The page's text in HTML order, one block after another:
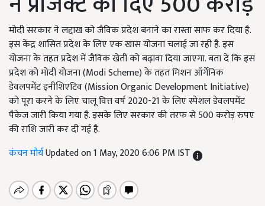
मोदी सरकार ने लद्दाख को जैविक प्रदेश बनाने का रास्ता साफ कर दिया है.
इस केंद्र शासित प्रदेश के लिए एक खास योजना चलाई जा रही है. इस
योजना के तहत प्रदेश में जैविक खेती को बढ़ावा दिया जाएगा. बता दें कि इस
प्रदेश को मोदी योजना (Modi Scheme) के तहत मिशन ऑर्गेनिक
डेवलपमेंट इनीशिएटिव (Mission Organic Development Initiative)
को पूरा करने के लिए चालू वित्त वर्ष 2020-21 के लिए स्पेशल डेवलपमेंट
पैकेज जारी किया गया है. इसके लिए सरकार की तरफ से 500 करोड़ रुपए
की राशि जारी कर दी गई है.
कंचन मौर्यUpdated on 1 May, 2020 6:06 PM IST